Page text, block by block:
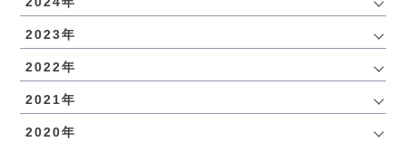
2023年
2022年
2021年
2020年